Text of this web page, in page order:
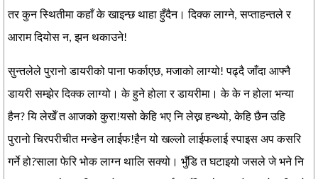
तर कुन स्थितीमा कहाँ के खाइन्छ थाहा हुँदैन। दिक्क लाग्ने, सप्ताहन्तले र
आराम दियोस न, झन थकाउने!
सुन्तलेले पुरानो डायरीको पाना फर्काएछ, मजाको लाग्यो! पढ्दै जाँदा आफ्नै
डायरी सम्झेर दिक्क लाग्यो। के हुने होला र डायरीमा। के के न होला भन्या
हैन? यि लेखेँ त आजको कुरा!यसो केहि भए नि लेख्न हन्थ्यो, केहि छैन उहि
पुरानो चिरपरीचीत मन्डेन लाईफ!हैन यो खल्लो लाईफलाई स्पाइस अप कसरि
गर्ने हो?साला फेरि भोक लाग्न थालि सक्यो। भुँडि त घटाइयो जसले जे भने नि